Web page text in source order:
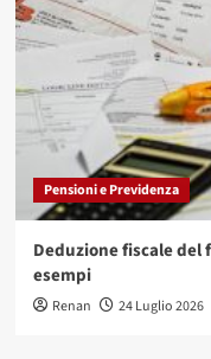
Pensioni e Previdenza
Deduzione fiscale del
esempi
Renan 24 Luglio 2026